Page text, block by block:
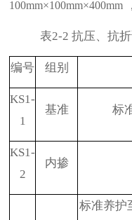
100mm×100mm×400mm
表2-2 抗压、抗
编号 组别
KS1-
1
基准 标
KS1-
2
内掺
标准养护